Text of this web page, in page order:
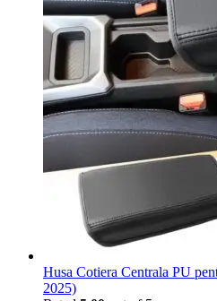
Husa Cotiera Centrala PU
2025)